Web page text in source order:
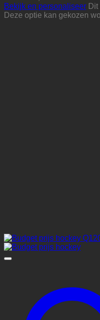
Bekijk en personaliseer
Deze optie kan gekozen